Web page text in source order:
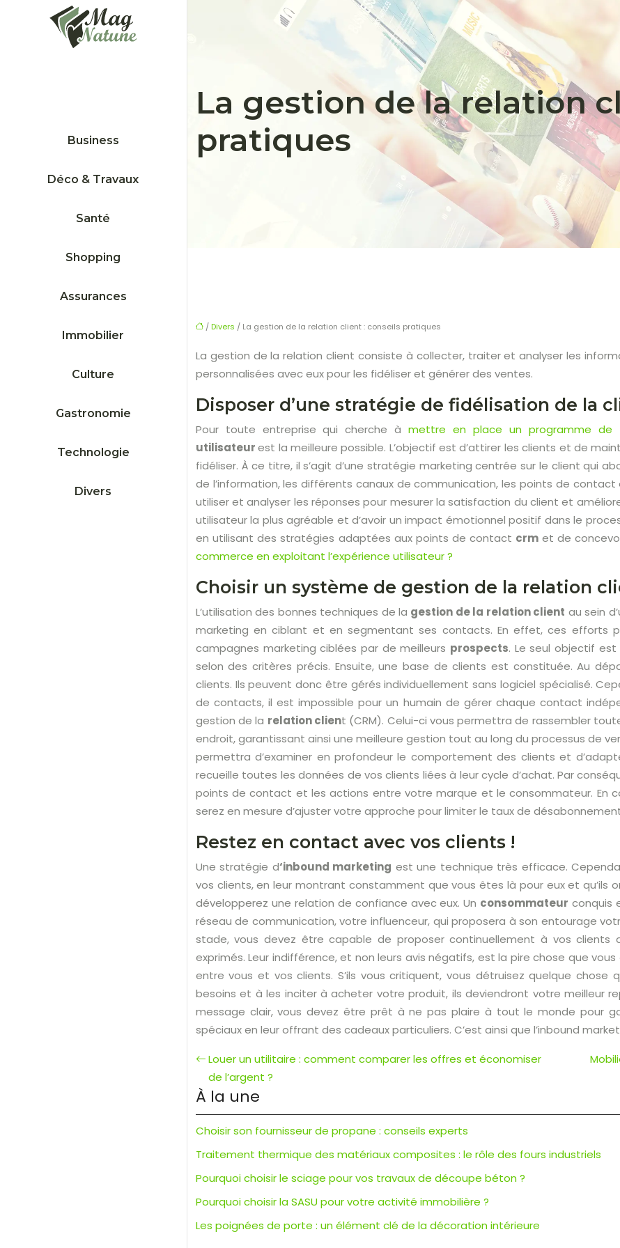
Business
Déco & Travaux
Santé
Shopping
Assurances
Immobilier
Culture
Gastronomie
Technologie
Divers
La gestion de la relation
pratiques
/Divers / La gestion de la relation client : conseils pratiques
La gestion de la relation client consiste à collecter, traiter et analyser les
personnalisées avec eux pour les fidéliser et générer des ventes.
Disposer d’une stratégie de fidélisation de la
Pour toute entreprise qui cherche àmettre en place un programme de
utilisateurest la meilleure possible. L’objectif est d’attirer les clients et de
fidéliser. À ce titre, il s’agit d’une stratégie marketing centrée sur le client qui
de l’information, les différents canaux de communication, les points de
utiliser et analyser les réponses pour mesurer la satisfaction du client et
utilisateur la plus agréable et d’avoir un impact émotionnel positif dans le
en utilisant des stratégies adaptées aux points de contact crmet de
commerce en exploitant l’expérience utilisateur ?
Choisir un système de gestion de la relation
L’utilisation des bonnes techniques de la gestion de la relation client au sein
marketing en ciblant et en segmentant ses contacts. En effet, ces efforts
campagnes marketing ciblées par de meilleurs prospects. Le seul objectif
selon des critères précis. Ensuite, une base de clients est constituée. Au
clients. Ils peuvent donc être gérés individuellement sans logiciel spécialisé.
de contacts, il est impossible pour un humain de gérer chaque contact
gestion de la relation client (CRM). Celui-ci vous permettra de rassembler
endroit, garantissant ainsi une meilleure gestion tout au long du processus de
permettra d’examiner en profondeur le comportement des clients et
recueille toutes les données de vos clients liées à leur cycle d’achat. Par
points de contact et les actions entre votre marque et le consommateur. En
serez en mesure d’ajuster votre approche pour limiter le taux de
Restez en contact avec vos clients !
Une stratégie d‘inbound marketing est une technique très efficace.
vos clients, en leur montrant constamment que vous êtes là pour eux et qu’ils
développerez une relation de confiance avec eux. Un consommateur conquis
réseau de communication, votre influenceur, qui proposera à son entourage
stade, vous devez être capable de proposer continuellement à vos clients
exprimés. Leur indifférence, et non leurs avis négatifs, est la pire chose que
entre vous et vos clients. S’ils vous critiquent, vous détruisez quelque
besoins et à les inciter à acheter votre produit, ils deviendront votre meilleur
message clair, vous devez être prêt à ne pas plaire à tout le monde pour
spéciaux en leur offrant des cadeaux particuliers. C’est ainsi que l’inbound
Louer un utilitaire : comment comparer les offres et économiser
de l’argent ?
À la une
Choisir son fournisseur de propane : conseils experts
Traitement thermique des matériaux composites : le rôle des fours industriels
Pourquoi choisir le sciage pour vos travaux de découpe béton ?
Pourquoi choisir la SASU pour votre activité immobilière ?
Les poignées de porte : un élément clé de la décoration intérieure